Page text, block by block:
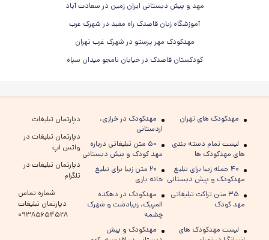
مهد و پیش دبستانی ایران زمین در سعادت آباد
آموزشگاه زبان قاصدک راه مفید در شهرک غرب
مهدکودک مهر پرستو در شهرک غرب تهران
کودکستان قاصدک در خیابان نامجو میدان سپاه
مهدکودک های تهران
مهدکودک در خرازی،
اردستانی
لیست تمام دسته بندی
های مهدکودک ها
۵۰ متن تبلیغاتی درباره
مهد کودک و پیش دبستانی
۴۰ جمله زیبا برای تبلیغ
مهدکودک و پیش دبستانی
۲۰ متن زیبا برای تبلیغ
خانه بازی
۳۵ متن تراکت تبلیغاتی
مهد کودک
مهدکودک در دهکده
المپیک، زیبادشت و شهرک
چشمه
لیست مهدکودک های
مهدکودک و پیش
دپارتمان تبلیغات
دپارتمان تبلیغات در
واتس اپ
دپارتمان تبلیغات در
تلگرام
شماره تماس
دپارتمان تبلیغات
۰۹۳۸۵۶۵۴۵۲۸